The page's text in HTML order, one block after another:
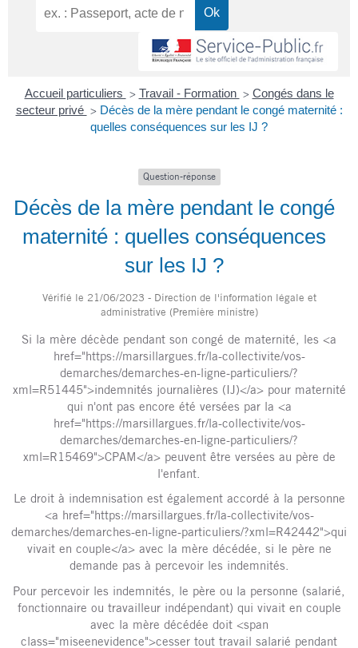
Accueil particuliers > Travail - Formation > Congés dans le
secteur privé > Décès de la mère pendant le congé maternité :
quelles conséquences sur les IJ ?
Question-réponse
Décès de la mère pendant le congé
maternité : quelles conséquences
sur les IJ ?
Vérifié le 21/06/2023 - Direction de l'information légale et
administrative (Première ministre)
Si la mère décède pendant son congé de maternité, les <a
href="https://marsillargues.fr/la-collectivite/vos-
demarches/demarches-en-ligne-particuliers/?
xml=R51445">indemnités journalières (IJ)</a> pour maternité
qui n'ont pas encore été versées par la <a
href="https://marsillargues.fr/la-collectivite/vos-
demarches/demarches-en-ligne-particuliers/?
xml=R15469">CPAM</a> peuvent être versées au père de
l'enfant.
Le droit à indemnisation est également accordé à la personne
<a href="https://marsillargues.fr/la-collectivite/vos-
demarches/demarches-en-ligne-particuliers/?xml=R42442">qui
vivait en couple</a> avec la mère décédée, si le père ne
demande pas à percevoir les indemnités.
Pour percevoir les indemnités, le père ou la personne (salarié,
fonctionnaire ou travailleur indépendant) qui vivait en couple
avec la mère décédée doit <span
class="miseenevidence">cesser tout travail salarié pendant